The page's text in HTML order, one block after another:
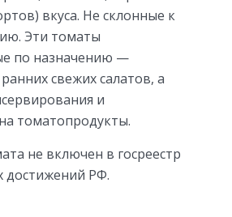
вкуса. Не склонные к
Эти томаты
по назначению —
свежих салатов, а
и
томатопродукты.
не включен в госреестр
достижений РФ.